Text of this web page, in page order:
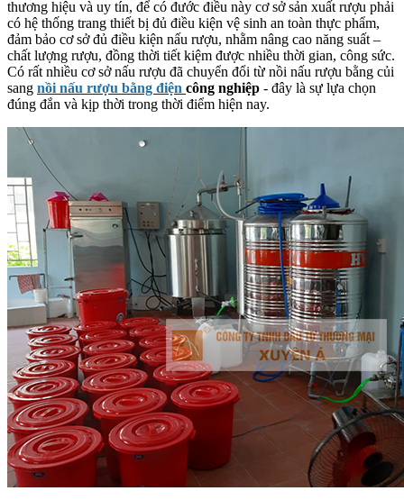
thương hiệu và uy tín, để có đước điều này cơ sở sản xuất rượu phải
có hệ thống trang thiết bị đủ điều kiện vệ sinh an toàn thực phẩm,
đảm bảo cơ sở đủ điều kiện nấu rượu, nhằm nâng cao năng suất –
chất lượng rượu, đồng thời tiết kiệm được nhiều thời gian, công sức.
Có rất nhiều cơ sở nấu rượu đã chuyển đổi từ nồi nấu rượu bằng củi
sang nồi nấu rượu bằng điện công nghiệp - đây là sự lựa chọn
đúng đắn và kịp thời trong thời điểm hiện nay.